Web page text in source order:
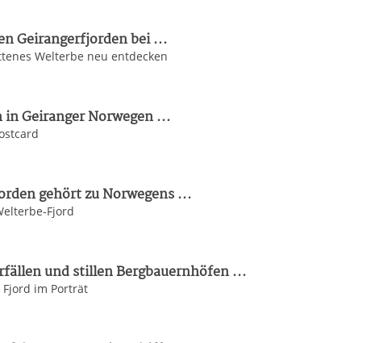
Geirangerfjorden bei ...
Welterbe neu entdecken
Geiranger Norwegen ...
gehört zu Norwegens ...
Fjord
und stillen Bergbauernhöfen ...
im Porträt